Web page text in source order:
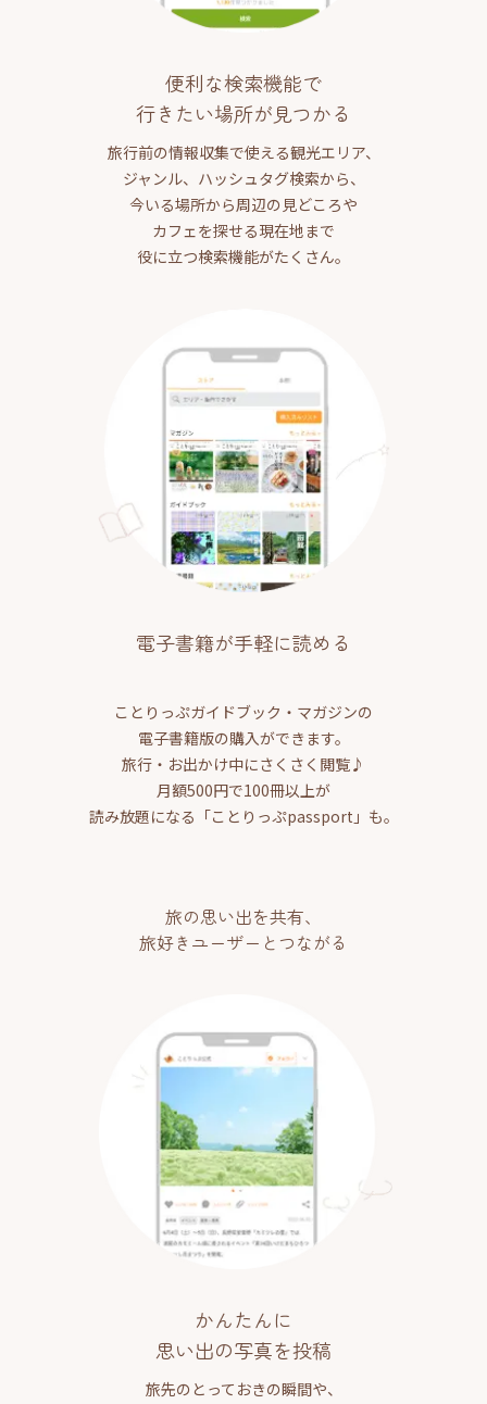
便利な検索機能で
行きたい場所が見つかる
旅行前の情報収集で使える観光エリア、
ジャンル、ハッシュタグ検索から、
今いる場所から周辺の見どころや
カフェを探せる現在地まで
役に立つ検索機能がたくさん。
電子書籍が手軽に読める
ことりっぷガイドブック・マガジンの
電子書籍版の購入ができます。
旅行・お出かけ中にさくさく閲覧♪
月額500円で100冊以上が
読み放題になる「ことりっぷpassport」も。
旅の思い出を共有、
旅好きユーザーとつながる
かんたんに
思い出の写真を投稿
旅先のとっておきの瞬間や、